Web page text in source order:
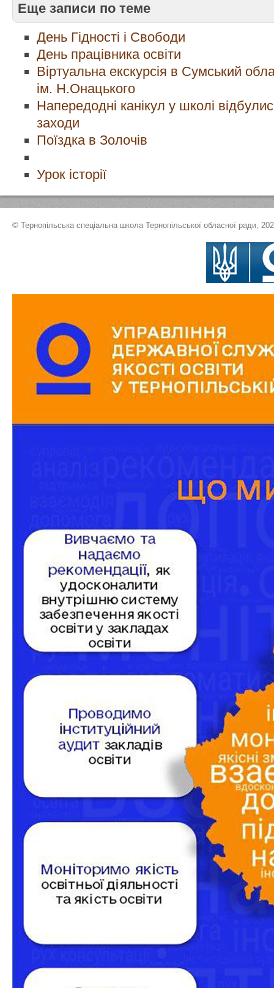
Еще записи по теме
День Гідності і Свободи
День працівника освіти
Віртуальна екскурсія в Сумський
ім. Н.Онацького
Напередодні канікул у школі
заходи
Поїздка в Золочів
Урок історії
© Тернопільська спеціальна школа Тернопільської обласної ради,